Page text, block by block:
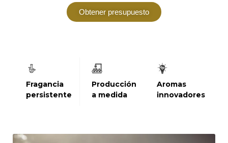
Obtener presupuesto
Fragancia
persistente
Producción
a medida
Aromas
innovadores
Spanish (Argentina)
Kyrgyz
Vietnamese
Portuguese